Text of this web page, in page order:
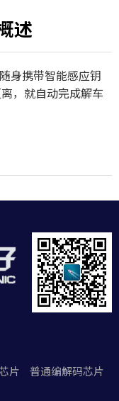
述
身携带智能感应钥
，就自动完成解车
片
普通编解码芯片